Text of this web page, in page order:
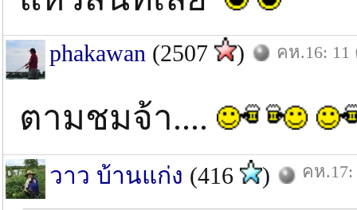
phakawan (2507 ) คห.16: 11
ตามชมจ้า....
วาว บ้านแก่ง (416 ) คห.17: